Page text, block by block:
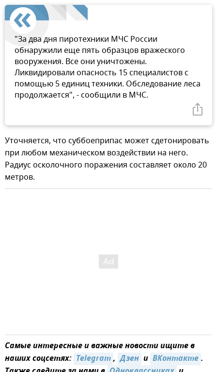
"За два дня пиротехники МЧС России
обнаружили еще пять образцов вражеского
вооружения. Все они уничтожены.
Ликвидировали опасность 15 специалистов с
помощью 5 единиц техники. Обследование леса
продолжается", - сообщили в МЧС.
Уточняется, что суббоеприпас может сдетонировать
при любом механическом воздействии на него.
Радиус осколочного поражения составляет около 20
метров.
Самые интересные и важные новости ищите в
наших соцсетях: Telegram, Дзен и ВКонтакте.